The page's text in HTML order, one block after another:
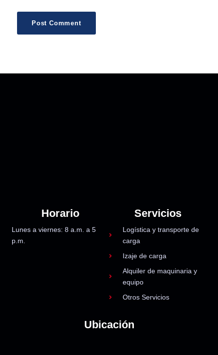
Horario
Lunes a viernes: 8 a.m. a 5
p.m.
Servicios
Logística y transporte de
carga
Izaje de carga
Alquiler de maquinaria y
equipo
Otros Servicios
Ubicación